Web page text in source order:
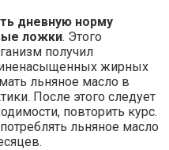
дневную норму
ложки. Этого
получил
жирных
льняное масло в
После этого следует
повторить курс.
льняное масло